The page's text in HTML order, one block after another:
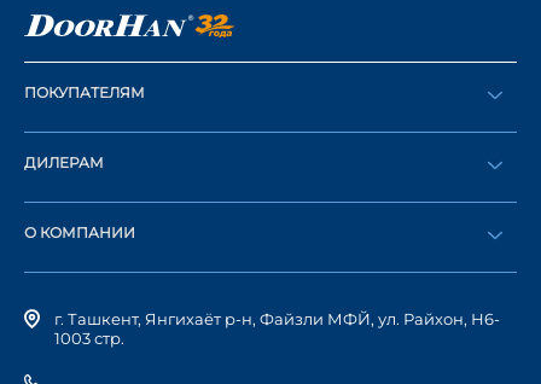
ПОКУПАТЕЛЯМ
Оформить заказ
Каталог
ДИЛЕРАМ
Стать дилером
О КОМПАНИИ
История компании
г. Ташкент, Янгихаёт р-н, Файзли МФЙ, ул. Райхон, Н6-
1003 стр.